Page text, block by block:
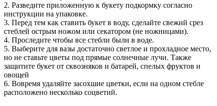
2. Разведите приложенную к букету подкормку согласно
инструкции на упаковке.
3. Перед тем как ставить букет в воду, сделайте свежий срез
стеблей острым ножом или секатором (не ножницами).
4. Проследите чтобы все стебли были в воде.
5. Выберите для вазы достаточно светлое и прохладное место,
но не ставьте цветы под прямые солнечные лучи. Также
защитите букет от сквозняков и батарей, спелых фруктов и
овощей
6. Вовремя удаляйте засохшие цветки, если на одном стебле
расположено несколько соцветий.